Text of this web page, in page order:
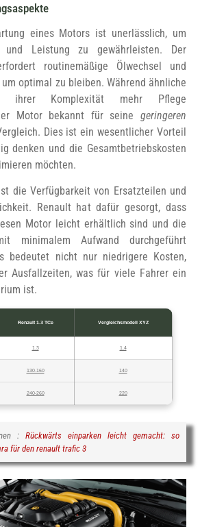
eines Motors ist unerlässlich, um
Leistung zu gewährleisten. Der
routinemäßige Ölwechsel und
optimal zu bleiben. Während ähnliche
ihrer Komplexität mehr Pflege
Motor bekannt für seine geringeren
Dies ist ein wesentlicher Vorteil
denken und die Gesamtbetriebskosten
möchten.
die Verfügbarkeit von Ersatzteilen und
Renault hat dafür gesorgt, dass
Motor leicht erhältlich sind und die
minimalem Aufwand durchgeführt
bedeutet nicht nur niedrigere Kosten,
Ausfallzeiten, was für viele Fahrer ein
ist.
Renault 1.3 TCe Vergleichsmodell XYZ
1.3 1.4
130-160 140
240-260 220
: Rückwärts einparken leicht gemacht: so
für den renault trafic 3